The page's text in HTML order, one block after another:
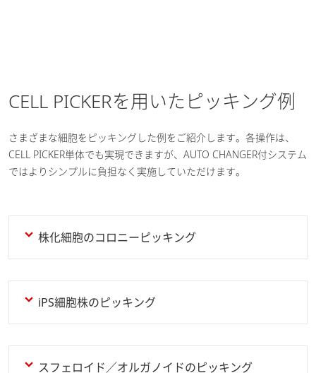
CELL PICKERを用いたピッキング例
さまざまな細胞をピッキングした例をご紹介します。各操作は、
CELL PICKER単体でも実現できますが、AUTO CHANGER付システム
ではよりシンプルに負担なく実施していただけます。
株化細胞のコロニーピッキング
iPS細胞株のピッキング
スフェロイド／オルガノイドのピッキング